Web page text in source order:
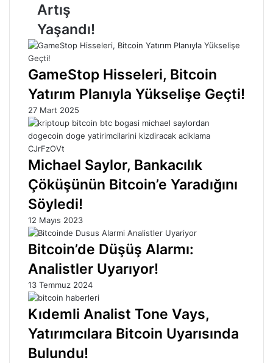
Artış
Yaşandı!
GameStop Hisseleri, Bitcoin
Yatırım Planıyla Yükselişe Geçti!
27 Mart 2025
Michael Saylor, Bankacılık
Çöküşünün Bitcoin’e Yaradığını
Söyledi!
12 Mayıs 2023
Bitcoin’de Düşüş Alarmı:
Analistler Uyarıyor!
13 Temmuz 2024
Kıdemli Analist Tone Vays,
Yatırımcılara Bitcoin Uyarısında
Bulundu!